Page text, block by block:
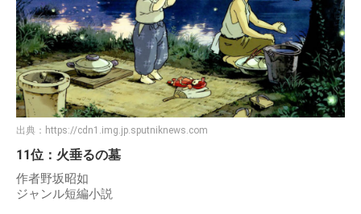
出典： https://cdn1.img.jp.sputniknews.com
11位：火垂るの墓
作者野坂昭如
ジャンル短編小説